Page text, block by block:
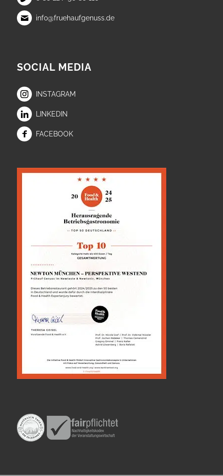
info@fruehaufgenuss.de
SOCIAL MEDIA
INSTAGRAM
LINKEDIN
FACEBOOK